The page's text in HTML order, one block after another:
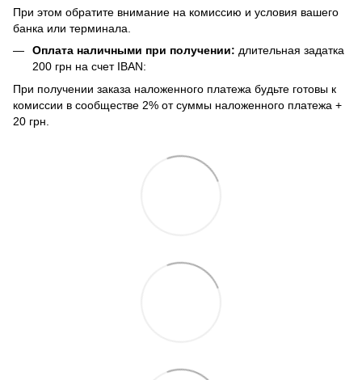
При этом обратите внимание на комиссию и условия вашего
банка или терминала.
Оплата наличными при получении: длительная задатка
200 грн на счет IBAN:
При получении заказа наложенного платежа будьте готовы к
комиссии в сообществе 2% от суммы наложенного платежа +
20 грн.